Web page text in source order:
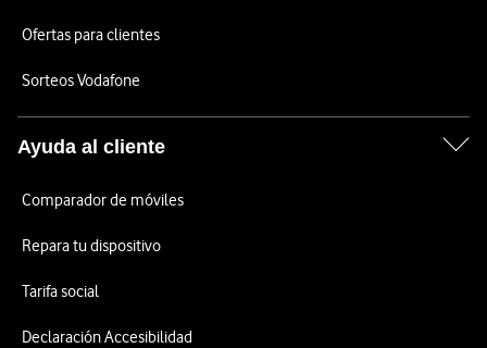
Ofertas para clientes
Sorteos Vodafone
Ayuda al cliente
Comparador de móviles
Repara tu dispositivo
Tarifa social
Declaración Accesibilidad